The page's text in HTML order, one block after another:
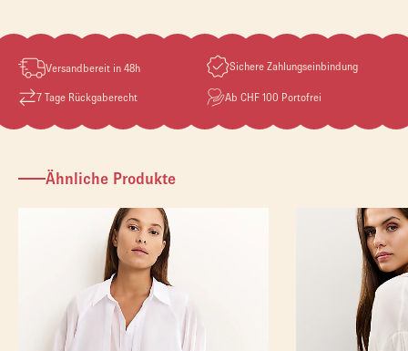
Versandbereit in 48h Sichere Zahlungseinbindung
7 Tage Rückgaberecht Ab CHF 100 Portofrei
Ähnliche Produkte